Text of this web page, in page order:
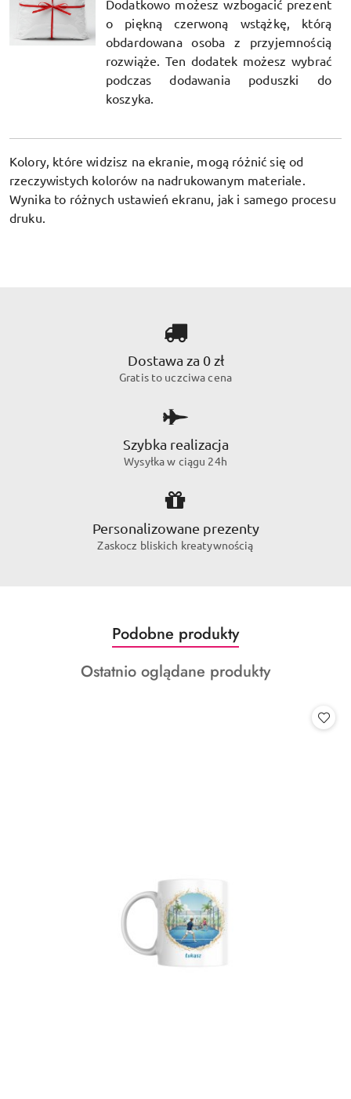
Dodatkowo możesz wzbogacić prezent
o piękną czerwoną wstążkę, którą
obdardowana osoba z przyjemnością
rozwiąże. Ten dodatek możesz wybrać
podczas dodawania poduszki do
koszyka.
Kolory, które widzisz na ekranie, mogą różnić się od
rzeczywistych kolorów na nadrukowanym materiale.
Wynika to różnych ustawień ekranu, jak i samego procesu
druku.
Dostawa za 0 zł
Gratis to uczciwa cena
Szybka realizacja
Wysyłka w ciągu 24h
Personalizowane prezenty
Zaskocz bliskich kreatywnością
Pomiń karuzelę produktów
Produkty
o
statusie:
Podobne produkty
Produkty
Ostatnio oglądane produkty